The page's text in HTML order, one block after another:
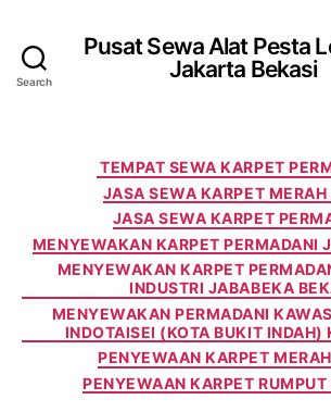
Search
Pusat Sewa Alat Pesta
Jakarta Bekasi
TEMPAT SEWA KARPET
JASA SEWA KARPET
JASA SEWA KARPET
MENYEWAKAN KARPET PERMADANI
MENYEWAKAN KARPET
INDUSTRI JABABEKA
MENYEWAKAN PERMADANI
INDOTAISEI (KOTA BUKIT INDAH)
PENYEWAAN KARPET
PENYEWAAN KARPET RUMPUT